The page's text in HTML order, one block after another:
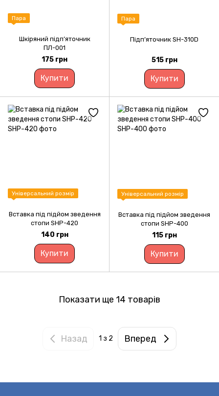
Пара
Шкіряний підп’яточник
ПЛ-001
175 грн
Купити
Пара
Підп’яточник SH-310D
515 грн
Купити
Універсальний розмір
Вставка під підйом зведення
стопи SHP-420
140 грн
Купити
Універсальний розмір
Вставка під підйом зведення
стопи SHP-400
115 грн
Купити
Показати ще 14 товарів
Назад 1 з 2 Вперед